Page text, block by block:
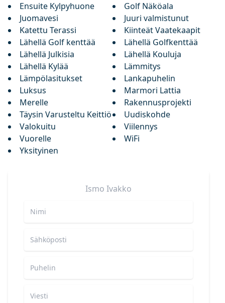
Ensuite Kylpyhuone
Golf Näköala
Juomavesi
Juuri valmistunut
Katettu Terassi
Kiinteät Vaatekaapit
Lähellä Golf kenttää
Lähellä Golfkenttää
Lähellä Julkisia
Lähellä Kouluja
Lähellä Kylää
Lämmitys
Lämpölasitukset
Lankapuhelin
Luksus
Marmori Lattia
Merelle
Rakennusprojekti
Täysin Varusteltu Keittiö
Uudiskohde
Valokuitu
Viilennys
Vuorelle
WiFi
Yksityinen
Ismo Ivakko